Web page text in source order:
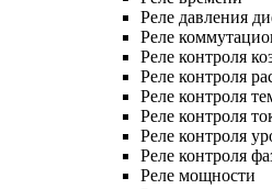
Реле давления
Реле
Реле контроля
Реле контроля
Реле контроля
Реле контроля
Реле контроля
Реле контроля
Реле мощности